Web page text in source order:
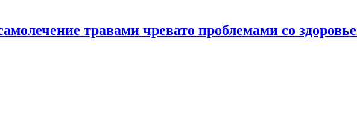
травами чревато проблемами со